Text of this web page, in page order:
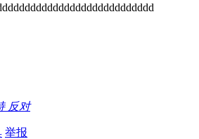
反对
举报